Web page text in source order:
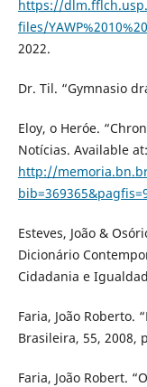
https://
files/
2022.
Dr. Til. “Gymnasio
Eloy, o Heróe.
Notícias. Available at:
http://
Esteves, João &
Dicionário
Cidadania e
Faria, João Roberto.
Brasileira, 55, 2008,
Faria, João Robert.